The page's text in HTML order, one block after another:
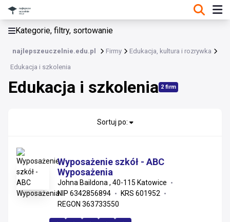
Kategorie, filtry, sortowanie
najlepszeuczelnie.edu.pl Firmy Edukacja, kultura i rozrywka
Edukacja i szkolenia
Edukacja i szkolenia 2 firm
Edukacja, kultura i rozrywka
Sport, turystyka i outdoor
Gry i zabawki
Kultura i sztuka
Sortuj po:
Wyposażenie szkół - ABC
Wyposażenia
Johna Baildona , 40-115 Katowice
NIP 6342856894
KRS 601952
REGON 363733550